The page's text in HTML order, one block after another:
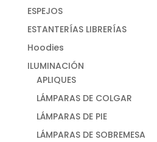
ESPEJOS
ESTANTERÍAS LIBRERÍAS
Hoodies
ILUMINACIÓN
APLIQUES
LÁMPARAS DE COLGAR
LÁMPARAS DE PIE
LÁMPARAS DE SOBREMESA